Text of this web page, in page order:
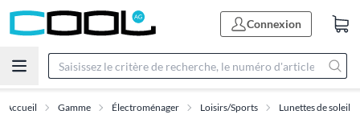
Connexion
Accueil Gamme Électroménager Loisirs/Sports Lunettes de soleil